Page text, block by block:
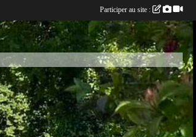
Participer au site :